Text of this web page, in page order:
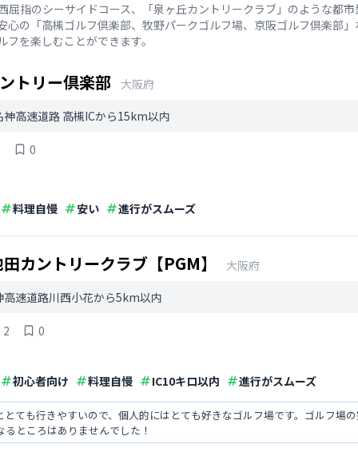
屈指のシーサイドコース、「泉ヶ丘カントリークラブ」のような都
心の「高槻ゴルフ倶楽部、牧野パークゴルフ場、京阪ゴルフ倶楽部
を楽しむことができます。
トリー倶楽部
大阪府
神高速道路 高槻ICから15km以内
0
料理自慢 安い 進行がスムーズ
カントリークラブ【PGM】
大阪府
高速道路川西小花から5km以内
2 0
初心者向け 料理自慢 IC10キロ以内 進行がスムーズ
ても行きやすいので、個人的にはとても好きなゴルフ場です。ゴルフ場
ところはありませんでした！